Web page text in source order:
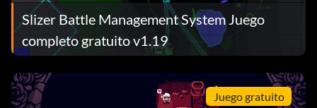
Slizer Battle Management System Juego
completo gratuito v1.19
Juego gratuito